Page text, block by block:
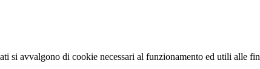
si avvalgono di cookie necessari al funzionamento ed utili alle